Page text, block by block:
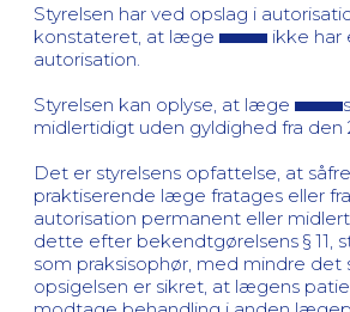
Styrelsen har ved opslag i
konstateret, at læge
ikke har
autorisation.
Styrelsen kan oplyse, at læge
midlertidigt uden gyldighed fra den
Det er styrelsens opfattelse, at
praktiserende læge fratages eller
autorisation permanent eller
dette efter bekendtgørelsens § 11,
som praksisophør, med mindre det
opsigelsen er sikret, at lægens